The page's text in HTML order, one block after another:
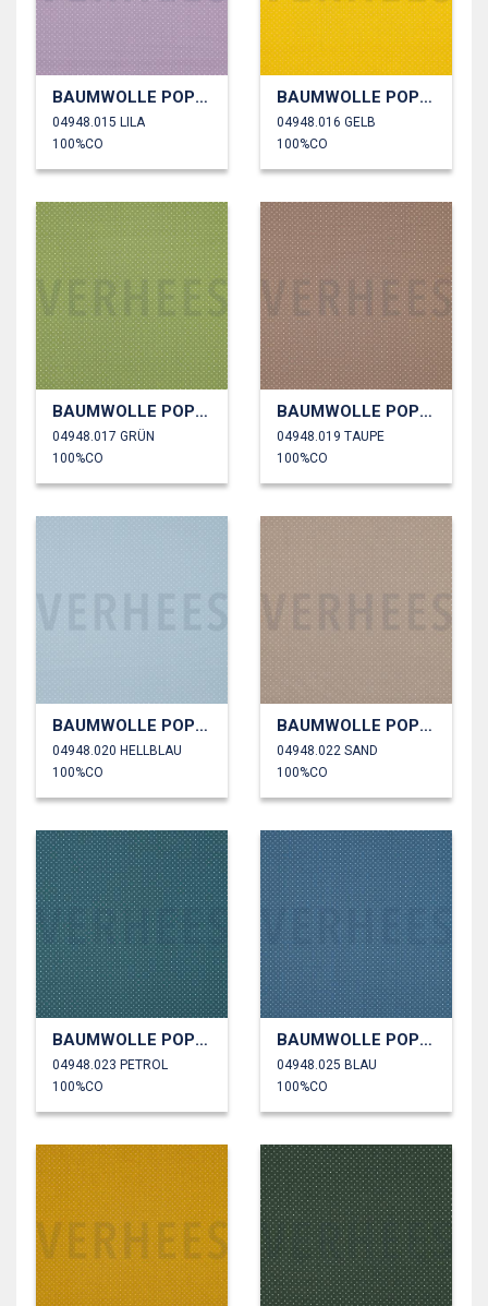
BAUMWOLLE POPELINE KLEINE PUNKTE
04948.015 LILA
100%CO
BAUMWOLLE POPELINE KLEINE PUNKTE
04948.016 GELB
100%CO
BAUMWOLLE POPELINE KLEINE PUNKTE
04948.017 GRÜN
100%CO
BAUMWOLLE POPELINE KLEINE PUNKTE
04948.019 TAUPE
100%CO
BAUMWOLLE POPELINE KLEINE PUNKTE
04948.020 HELLBLAU
100%CO
BAUMWOLLE POPELINE KLEINE PUNKTE
04948.022 SAND
100%CO
BAUMWOLLE POPELINE KLEINE PUNKTE
04948.023 PETROL
100%CO
BAUMWOLLE POPELINE KLEINE PUNKTE
04948.025 BLAU
100%CO